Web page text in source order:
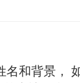
和背景，